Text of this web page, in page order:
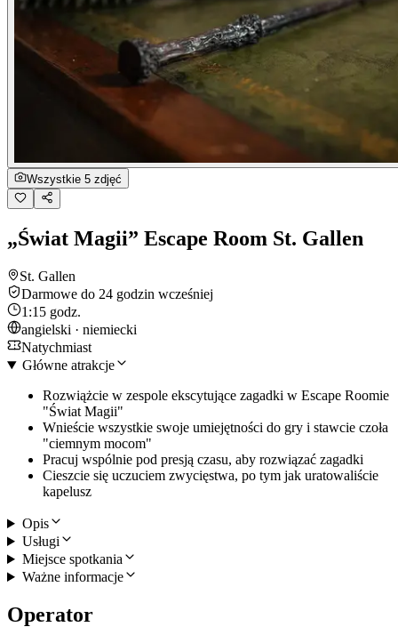
Wszystkie 5 zdjęć
„Świat Magii” Escape Room St. Gallen
St. Gallen
Darmowe do 24 godzin wcześniej
1:15 godz.
angielski · niemiecki
Natychmiast
Główne atrakcje
Rozwiążcie w zespole ekscytujące zagadki w Escape Roomie
"Świat Magii"
Wnieście wszystkie swoje umiejętności do gry i stawcie czoła
"ciemnym mocom"
Pracuj wspólnie pod presją czasu, aby rozwiązać zagadki
Cieszcie się uczuciem zwycięstwa, po tym jak uratowaliście
kapelusz
Opis
Usługi
Miejsce spotkania
Ważne informacje
Operator